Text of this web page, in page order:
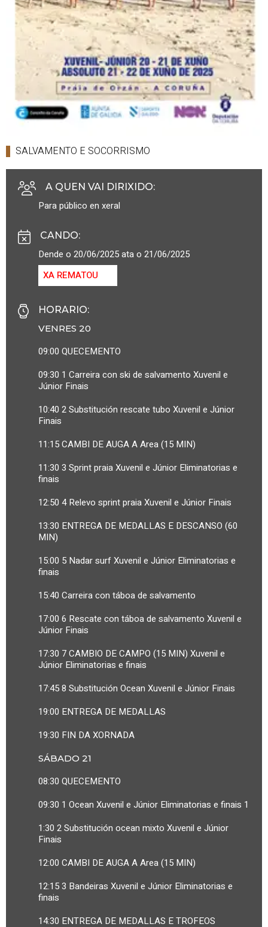
SALVAMENTO E SOCORRISMO
A QUEN VAI DIRIXIDO:
Para público en xeral
CANDO:
Dende o 20/06/2025 ata o 21/06/2025
XA REMATOU
HORARIO:
VENRES 20
09:00 QUECEMENTO
09:30 1 Carreira con ski de salvamento Xuvenil e
Júnior Finais
10:40 2 Substitución rescate tubo Xuvenil e Júnior
Finais
11:15 CAMBI DE AUGA A Area (15 MIN)
11:30 3 Sprint praia Xuvenil e Júnior Eliminatorias e
finais
12:50 4 Relevo sprint praia Xuvenil e Júnior Finais
13:30 ENTREGA DE MEDALLAS E DESCANSO (60
MIN)
15:00 5 Nadar surf Xuvenil e Júnior Eliminatorias e
finais
15:40 Carreira con táboa de salvamento
17:00 6 Rescate con táboa de salvamento Xuvenil e
Júnior Finais
17:30 7 CAMBIO DE CAMPO (15 MIN) Xuvenil e
Júnior Eliminatorias e finais
17:45 8 Substitución Ocean Xuvenil e Júnior Finais
19:00 ENTREGA DE MEDALLAS
19:30 FIN DA XORNADA
SÁBADO 21
08:30 QUECEMENTO
09:30 1 Ocean Xuvenil e Júnior Eliminatorias e finais 1
1:30 2 Substitución ocean mixto Xuvenil e Júnior
Finais
12:00 CAMBI DE AUGA A Area (15 MIN)
12:15 3 Bandeiras Xuvenil e Júnior Eliminatorias e
finais
14:30 ENTREGA DE MEDALLAS E TROFEOS